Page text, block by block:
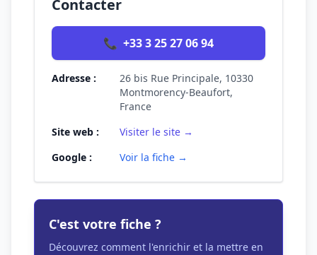
Contacter
📞 +33 3 25 27 06 94
Adresse :
26 bis Rue Principale, 10330
Montmorency-Beaufort,
France
Site web :
Visiter le site →
Google :
Voir la fiche →
C'est votre fiche ?
Découvrez comment l'enrichir et la mettre en